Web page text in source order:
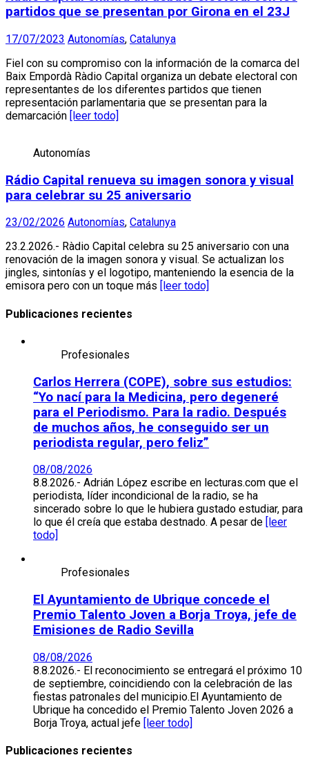
partidos que se presentan por Girona en el 23J
17/07/2023 Autonomías, Catalunya
Fiel con su compromiso con la información de la comarca del
Baix Empordà Ràdio Capital organiza un debate electoral con
representantes de los diferentes partidos que tienen
representación parlamentaria que se presentan para la
demarcación [leer todo]
Autonomías
Rádio Capital renueva su imagen sonora y visual
para celebrar su 25 aniversario
23/02/2026 Autonomías, Catalunya
23.2.2026.- Ràdio Capital celebra su 25 aniversario con una
renovación de la imagen sonora y visual. Se actualizan los
jingles, sintonías y el logotipo, manteniendo la esencia de la
emisora ​​pero con un toque más
[leer todo]
Publicaciones recientes
Profesionales
Carlos Herrera (COPE), sobre sus estudios:
“Yo nací para la Medicina, pero degeneré
para el Periodismo. Para la radio. Después
de muchos años, he conseguido ser un
periodista regular, pero feliz”
08/08/2026
8.8.2026.- Adrián López escribe en lecturas.com que el
periodista, líder incondicional de la radio, se ha
sincerado sobre lo que le hubiera gustado estudiar, para
lo que él creía que estaba destnado. A pesar de
[leer
todo]
Profesionales
El Ayuntamiento de Ubrique concede el
Premio Talento Joven a Borja Troya, jefe de
Emisiones de Radio Sevilla
08/08/2026
8.8.2026.- El reconocimiento se entregará el próximo 10
de septiembre, coincidiendo con la celebración de las
fiestas patronales del municipio.El Ayuntamiento de
Ubrique ha concedido el Premio Talento Joven 2026 a
Borja Troya, actual jefe [leer todo]
Publicaciones recientes